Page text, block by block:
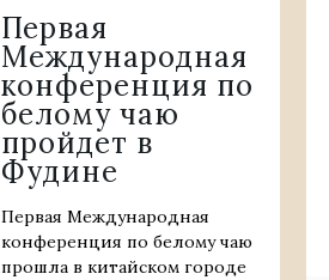
Первая
Международная
конференция по
белому чаю
пройдет в
Фудине
Первая Международная
конференция по белому чаю
прошла в китайском городе